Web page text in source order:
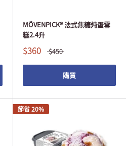
MÖVENPICK® 法式焦糖炖蛋雪
糕2.4升
$360 $450
購買
節省 20%